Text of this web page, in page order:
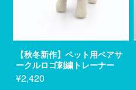
【秋冬新作】ペット用ペアサ
ークルロゴ刺繍トレーナー
¥2,420